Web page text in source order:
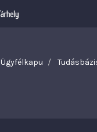
Ügyfélkapu